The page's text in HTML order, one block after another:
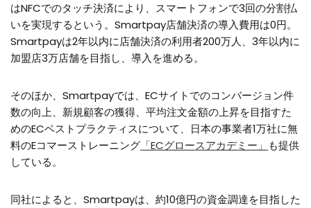
はNFCでのタッチ決済により、スマートフォンで3回の分割払
いを実現するという。Smartpay店舗決済の導入費用は0円。
Smartpayは2年以内に店舗決済の利用者200万人、3年以内に
加盟店3万店舗を目指し、導入を進める。
そのほか、Smartpayでは、ECサイトでのコンバージョン件
数の向上、新規顧客の獲得、平均注文金額の上昇を目指すた
めのECベストプラクティスについて、日本の事業者1万社に無
料のEコマーストレーニング 「ECグロースアカデミー」 も提供
している。
同社によると、Smartpayは、約10億円の資金調達を目指した